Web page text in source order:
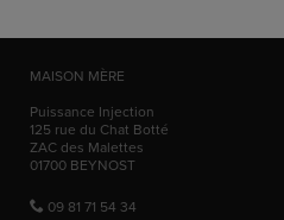
MAISON MÈRE
Puissance Injection
125 rue du Chat Botté
ZAC des Malettes
01700 BEYNOST
09 81 71 54 34